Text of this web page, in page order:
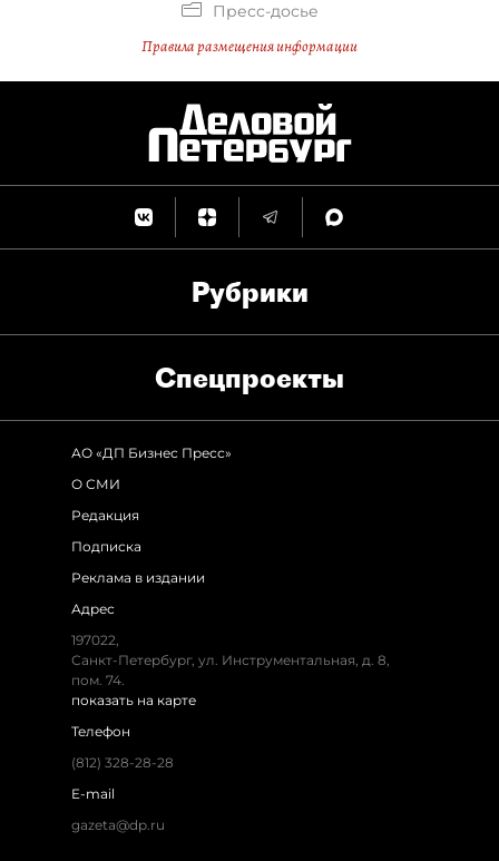
Пресс-досье
Правила размещения информации
Рубрики
Спец­проекты
АО «ДП Бизнес Пресс»
О СМИ
Редакция
Подписка
Реклама в издании
Адрес
197022,
Санкт-Петербург, ул. Инструментальная, д. 8,
пом. 74.
показать на карте
Телефон
(812) 328-28-28
E-mail
gazeta@dp.ru